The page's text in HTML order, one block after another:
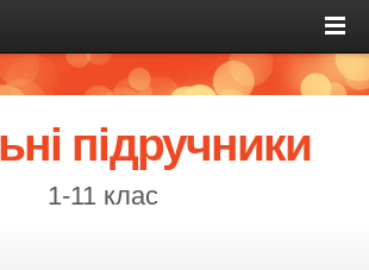
підручники
1-11 клас